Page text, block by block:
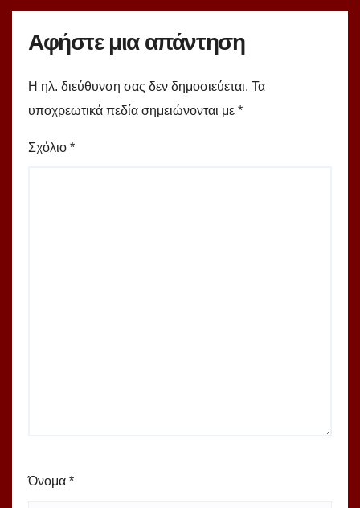
Αφήστε μια απάντηση
Η ηλ. διεύθυνση σας δεν δημοσιεύεται. Τα
υποχρεωτικά πεδία σημειώνονται με *
Σχόλιο *
Όνομα *